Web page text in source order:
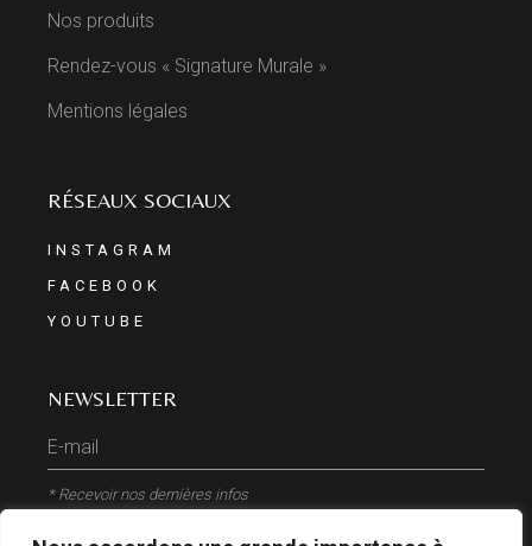
Nos produits
Rendez-vous « Signature Murale »
Mentions légales
RÉSEAUX SOCIAUX
INSTAGRAM
FACEBOOK
YOUTUBE
NEWSLETTER
* Recevoir nos dernières infos